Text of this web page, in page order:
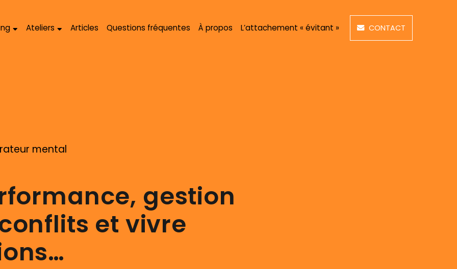
Ateliers Articles Questions fréquentes À propos L’attachement « évitant » CONTACT
mental
gestion
et vivre